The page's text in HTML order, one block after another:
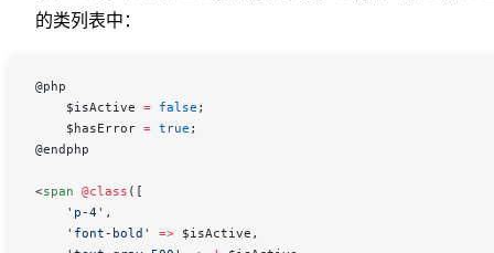
的类列表中：
@php
    $isActive
= false ;
    $hasError
= true ;
@endphp
<span @class ([
    'p-4'
,
    'font-bold'
=> $isActive ,